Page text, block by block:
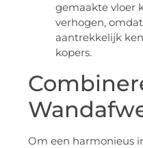
gemaakte vloer
verhogen,
aantrekkelijk
kopers.
Om een harmonieus